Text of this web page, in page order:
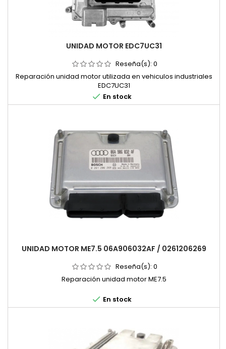
UNIDAD MOTOR EDC7UC31
Reseña(s): 0
Reparación unidad motor utilizada en vehiculos industriales
EDC7UC31
 En stock
UNIDAD MOTOR ME7.5 06A906032AF / 0261206269
Reseña(s): 0
Reparación unidad motor ME7.5
 En stock